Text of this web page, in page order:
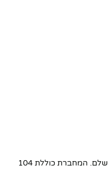
מחברת זו עשויה מחומרי PU איכותיים המעניקים מראה ומגע של עור אמיתי, עם עמידות לאורך זמן. הכריכה היוקרתית מגנה על הדפים ושומרת על המחברת במצב מושלם. המחברת כוללת 104